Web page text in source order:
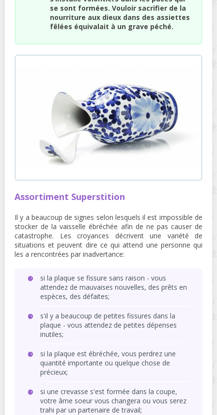
se sont formées. Vouloir sacrifier de la
nourriture aux dieux dans des assiettes
fêlées équivalait à un grave péché.
Assortiment Superstition
Il y a beaucoup de signes selon lesquels il est impossible de
stocker de la vaisselle ébréchée afin de ne pas causer de
catastrophe. Les croyances décrivent une variété de
situations et peuvent dire ce qui attend une personne qui
les a rencontrées par inadvertance:
si la plaque se fissure sans raison - vous
attendez de mauvaises nouvelles, des prêts en
espèces, des défaites;
s'il y a beaucoup de petites fissures dans la
plaque - vous attendez de petites dépenses
inutiles;
si la plaque est ébréchée, vous perdrez une
quantité importante ou quelque chose de
précieux;
si une crevasse s'est formée dans la coupe,
votre âme soeur vous changera ou vous serez
trahi par un partenaire de travail;